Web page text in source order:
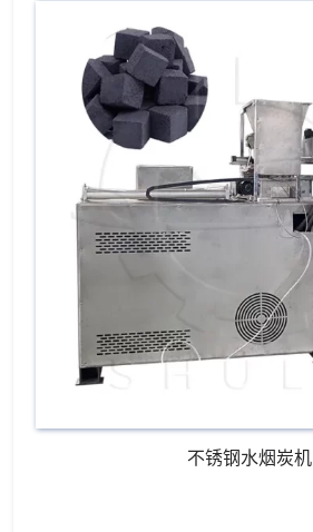
不锈钢水烟炭机